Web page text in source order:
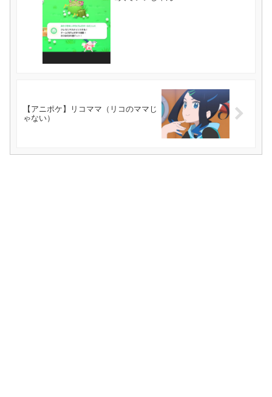
【アニポケ】リコママ（リコのママじ
ゃない）